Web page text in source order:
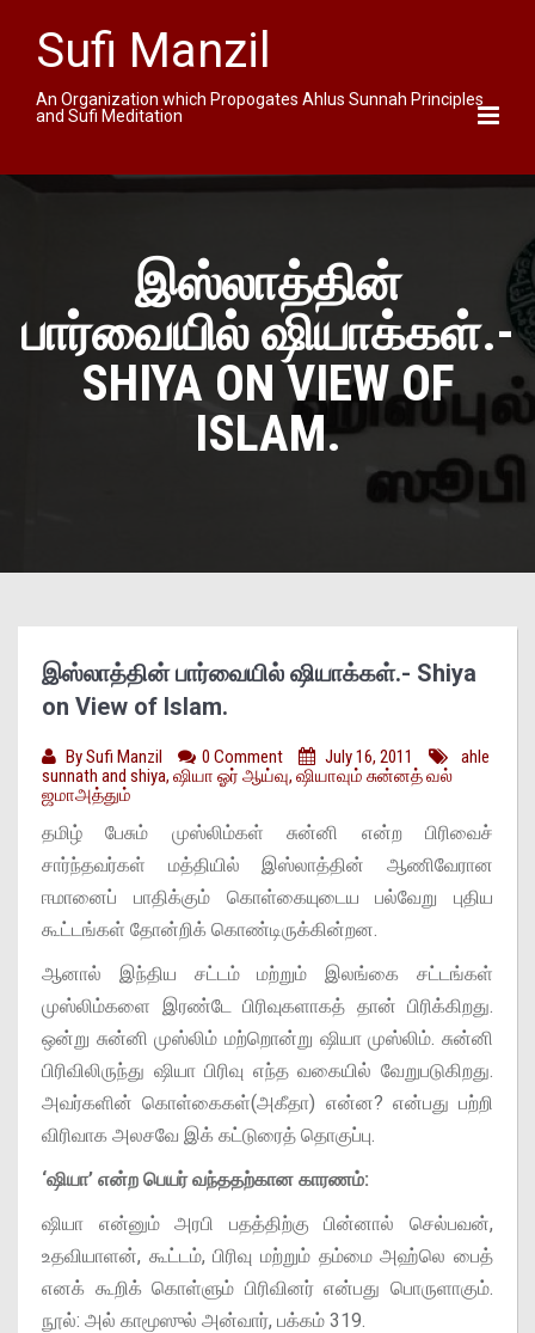
Sufi Manzil
An Organization which Propogates Ahlus Sunnah Principles
and Sufi Meditation
இஸ்லாத்தின்
பார்வையில் ஷியாக்கள்.-
SHIYA ON VIEW OF
ISLAM.
இஸ்லாத்தின் பார்வையில் ஷியாக்கள்.- Shiya
on View of Islam.
BySufi Manzil 0 Comment July 16, 2011
ahle
sunnath and shiya, ஷியா ஓர் ஆய்வு, ஷியாவும் சுன்னத் வல்
ஜமாஅத்தும்
தமிழ் பேசும் முஸ்லிம்கள் சுன்னி என்ற பிரிவைச்
சார்ந்தவர்கள் மத்தியில் இஸ்லாத்தின் ஆணிவேரான
ஈமானைப் பாதிக்கும் கொள்கையுடைய பல்வேறு புதிய
கூட்டங்கள் தோன்றிக் கொண்டிருக்கின்றன.
ஆனால் இந்திய சட்டம் மற்றும் இலங்கை சட்டங்கள்
முஸ்லிம்களை இரண்டே பிரிவுகளாகத் தான் பிரிக்கிறது.
ஒன்று சுன்னி முஸ்லிம் மற்றொன்று ஷியா முஸ்லிம். சுன்னி
பிரிவிலிருந்து ஷியா பிரிவு எந்த வகையில் வேறுபடுகிறது.
அவர்களின் கொள்கைகள்(அகீதா) என்ன? என்பது பற்றி
விரிவாக அலசவே இக் கட்டுரைத் தொகுப்பு.
‘ஷியா’ என்ற பெயர் வந்ததற்கான காரணம்:
ஷியா என்னும் அரபி பதத்திற்கு பின்னால் செல்பவன்,
உதவியாளன், கூட்டம், பிரிவு மற்றும் தம்மை அஹ்லெ பைத்
எனக் கூறிக் கொள்ளும் பிரிவினர் என்பது பொருளாகும்.
நூல்: அல் காமூஸுல் அன்வார், பக்கம் 319.